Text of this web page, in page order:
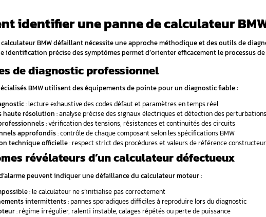
Les défaillances de calculateur BMW résultent de plusieurs facteurs
Surtensions électriques :Les variations brutales de tension du
circuits internes sensibles du calculateur
Infiltrations d’humidité: L’eau s’infiltrant dans le boîtier
corrosion
Vieillissement naturel des composants : Après 10 à 15 ans
leurs propriétés électriques
Chocs thermiques répétés: Les cycles de dilatation/contraction
1.2. Symptômes caractéristiques d’une
Plusieurs signes avant-coureurs permettent d’identifier une panne
Problèmes de démarrage BMW récurrents: démarrages difficiles
Voyants d’alerte persistants: témoin moteur, ABS ou autres
Dysfonctionnements électroniques multiples: perte de